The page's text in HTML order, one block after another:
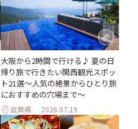
大阪から2時間で行ける♪ 夏の日
帰り旅で行きたい関西観光スポッ
ト21選～人気の絶景からひとり旅
におすすめの穴場まで～
滋賀県 2026.07.19